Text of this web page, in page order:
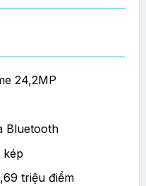
₫.
24,2MP
Bluetooth
kép
triệu điểm